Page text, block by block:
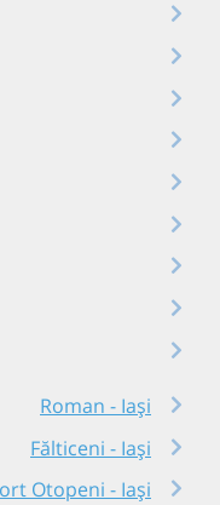
Roman - Iași
Fălticeni - Iași
Otopeni - Iași